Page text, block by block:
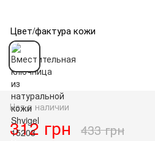
Цвет/фактура кожи
Нет в наличии
312 грн 433 грн